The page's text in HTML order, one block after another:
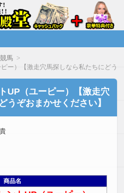
イト・キャッシ
買い取ることで激安で購入できま
競馬
ー）【激走穴馬探しなら私たちにどう
UP（ユーピー）【激走穴
うぞおまかせください】
商品名